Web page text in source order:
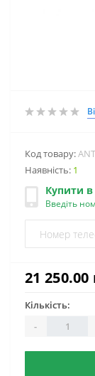
Код товару:
Наявність: 1
Купити в
Введіть
21 250.00
Кількість:
-